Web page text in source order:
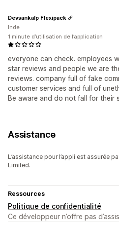
everyone can check. employees
star reviews and people we are
reviews. company full of fake
customer services and full of
Be aware and do not fall for their
Devsankalp Flexipack
Inde
1 minute d’utilisation de l’application
Assistance
L’assistance pour l’appli est assurée
Limited.
Ressources
Politique de confidentialité
Ce développeur n’offre pas